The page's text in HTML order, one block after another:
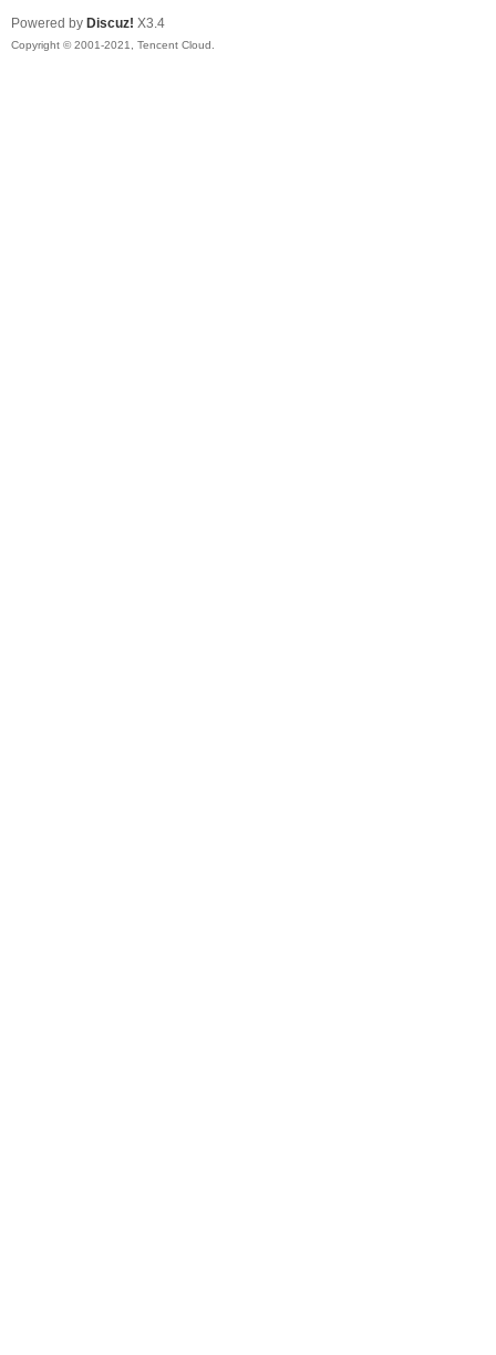
Powered by Discuz! X3.4
Copyright © 2001-2021, Tencent Cloud.